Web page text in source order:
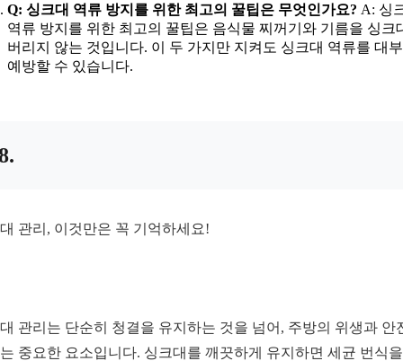
Q: 싱크대 역류 방지를 위한 최고의 꿀팁은 무엇인가요? A: 싱
역류 방지를 위한 최고의 꿀팁은 음식물 찌꺼기와 기름을 싱크
버리지 않는 것입니다. 이 두 가지만 지켜도 싱크대 역류를 대
예방할 수 있습니다.
관리, 이것만은 꼭 기억하세요!
관리는 단순히 청결을 유지하는 것을 넘어, 주방의 위생과 안
중요한 요소입니다. 싱크대를 깨끗하게 유지하면 세균 번식